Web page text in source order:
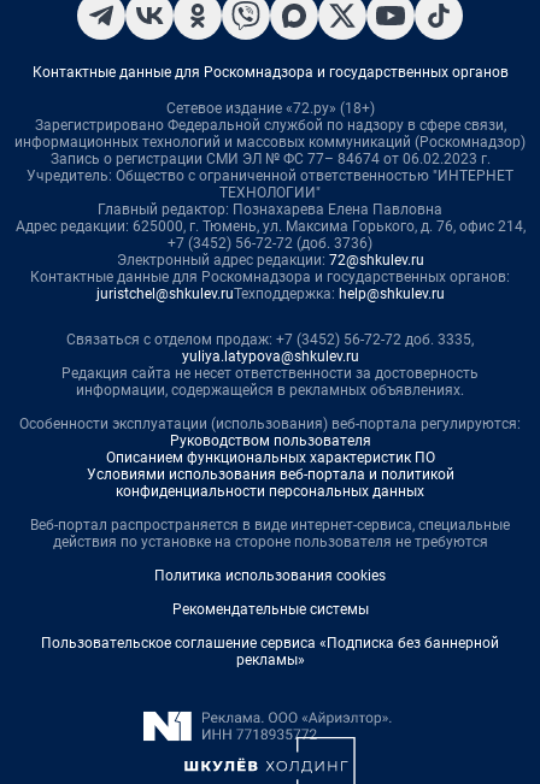
Контактные данные для Роскомнадзора и государственных органов
Сетевое издание «72.ру» (18+)
Зарегистрировано Федеральной службой по надзору в сфере связи,
информационных технологий и массовых коммуникаций (Роскомнадзор)
Запись о регистрации СМИ ЭЛ № ФС 77– 84674 от 06.02.2023 г.
Учредитель: Общество с ограниченной ответственностью "ИНТЕРНЕТ
ТЕХНОЛОГИИ"
Главный редактор: Познахарева Елена Павловна
Адрес редакции: 625000, г. Тюмень, ул. Максима Горького, д. 76, офис 214,
+7 (3452) 56-72-72 (доб. 3736)
Электронный адрес редакции: 72@shkulev.ru
Контактные данные для Роскомнадзора и государственных органов:
juristchel@shkulev.ruТехподдержка: help@shkulev.ru
Связаться с отделом продаж: +7 (3452) 56-72-72 доб. 3335,
yuliya.latypova@shkulev.ru
Редакция сайта не несет ответственности за достоверность
информации, содержащейся в рекламных объявлениях.
Особенности эксплуатации (использования) веб-портала регулируются:
Руководством пользователя
Описанием функциональных характеристик ПО
Условиями использования веб-портала и политикой
конфиденциальности персональных данных
Веб-портал распространяется в виде интернет-сервиса, специальные
действия по установке на стороне пользователя не требуются
Политика использования cookies
Рекомендательные системы
Пользовательское соглашение сервиса «Подписка без баннерной
рекламы»